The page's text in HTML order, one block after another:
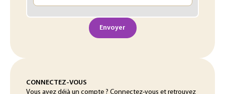
Envoyer
CONNECTEZ-VOUS
Vous avez déjà un compte ? Connectez-vous et retrouvez